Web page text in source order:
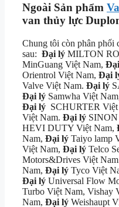
Ngoài Sản phẩm
van thủy lực
Chung tôi còn phân phối
sau: Đại lý MILTON
MinGuang Việt Nam,
Orientrol Việt Nam, Đại
Valve Việt Nam. Đại lý
Đại lý Samwha Việt
Đại lý SCHURTER Việt
Việt Nam. Đại lý SINON
HEVI DUTY Việt Nam,
Nam, Đại lý Taiyo lamp
Việt Nam, Đại lý Telco
Motors&Drives Việt
Nam, Đại lý Tyco Việt
Đại lý Universal Flow
Turbo Việt Nam, Vishay
Nam, Đại lý Weishaupt